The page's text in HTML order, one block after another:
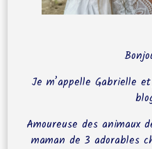
Je m’appelle Gabrielle
Amoureuse des animaux
maman de 3 adorables